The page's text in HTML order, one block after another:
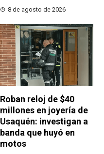
8 de agosto de 2026
Roban reloj de $40
millones en joyería de
Usaquén: investigan a
banda que huyó en
motos